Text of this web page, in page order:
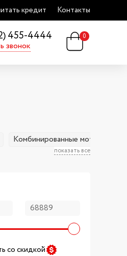
кредит Контакты
455-4444
звонок
0
показать все
Комбинированные мотоштаны
со скидкой